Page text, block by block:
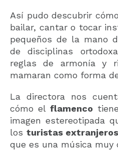
Así pudo descubrir
bailar, cantar o tocar
pequeños de la mano
de disciplinas
reglas de armonía y
mamaran como forma
La directora nos
cómo el flamenco
imagen estereotipada
los turistas extranjeros
que es una música muy